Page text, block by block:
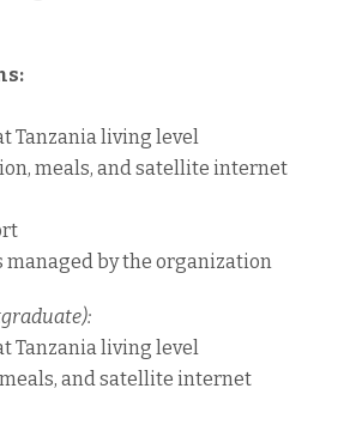
Tanzania living level
meals, and satellite internet
managed by the organization
Tanzania living level
and satellite internet